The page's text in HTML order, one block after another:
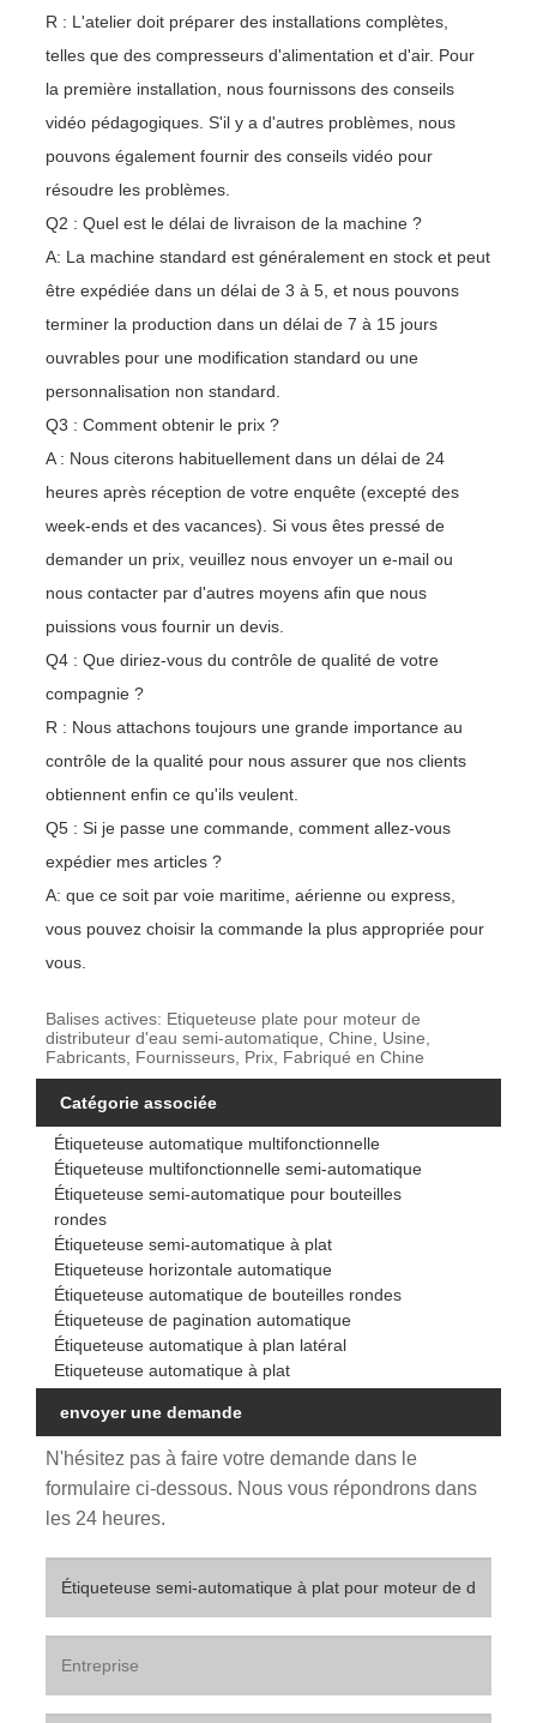
R : L'atelier doit préparer des installations complètes,
telles que des compresseurs d'alimentation et d'air. Pour
la première installation, nous fournissons des conseils
vidéo pédagogiques. S'il y a d'autres problèmes, nous
pouvons également fournir des conseils vidéo pour
résoudre les problèmes.
Q2 : Quel est le délai de livraison de la machine ?
A: La machine standard est généralement en stock et peut
être expédiée dans un délai de 3 à 5, et nous pouvons
terminer la production dans un délai de 7 à 15 jours
ouvrables pour une modification standard ou une
personnalisation non standard.
Q3 : Comment obtenir le prix ?
A : Nous citerons habituellement dans un délai de 24
heures après réception de votre enquête (excepté des
week-ends et des vacances). Si vous êtes pressé de
demander un prix, veuillez nous envoyer un e-mail ou
nous contacter par d'autres moyens afin que nous
puissions vous fournir un devis.
Q4 : Que diriez-vous du contrôle de qualité de votre
compagnie ?
R : Nous attachons toujours une grande importance au
contrôle de la qualité pour nous assurer que nos clients
obtiennent enfin ce qu'ils veulent.
Q5 : Si je passe une commande, comment allez-vous
expédier mes articles ?
A: que ce soit par voie maritime, aérienne ou express,
vous pouvez choisir la commande la plus appropriée pour
vous.
Balises actives: Etiqueteuse plate pour moteur de
distributeur d'eau semi-automatique, Chine, Usine,
Fabricants, Fournisseurs, Prix, Fabriqué en Chine
Catégorie associée
Étiqueteuse automatique multifonctionnelle
Étiqueteuse multifonctionnelle semi-automatique
Étiqueteuse semi-automatique pour bouteilles
rondes
Étiqueteuse semi-automatique à plat
Etiqueteuse horizontale automatique
Étiqueteuse automatique de bouteilles rondes
Étiqueteuse de pagination automatique
Étiqueteuse automatique à plan latéral
Etiqueteuse automatique à plat
envoyer une demande
N'hésitez pas à faire votre demande dans le
formulaire ci-dessous. Nous vous répondrons dans
les 24 heures.